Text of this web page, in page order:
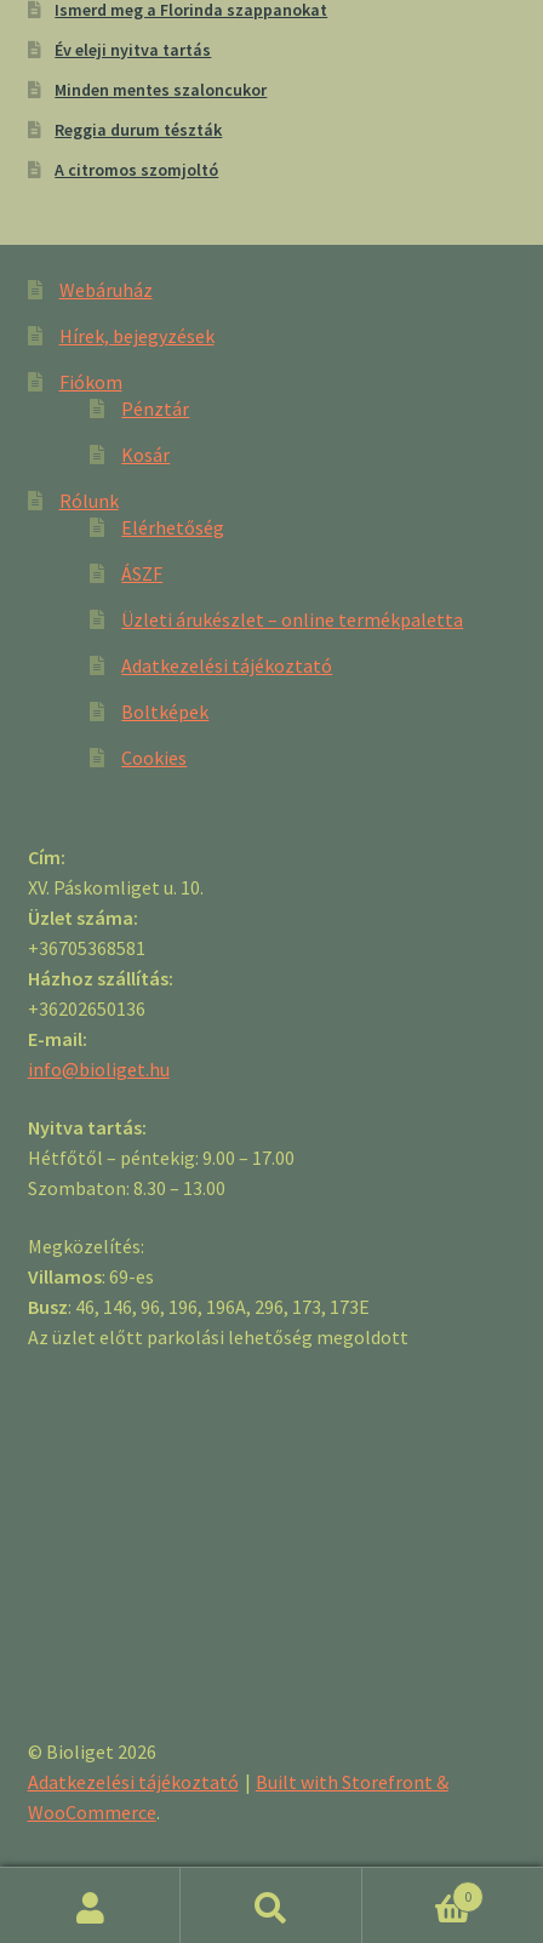
Ismerd meg a Florinda szappanokat
Év eleji nyitva tartás
Minden mentes szaloncukor
Reggia durum tészták
A citromos szomjoltó
Webáruház
Hírek, bejegyzések
Fiókom
Pénztár
Kosár
Rólunk
Elérhetőség
ÁSZF
Üzleti árukészlet – online termékpaletta
Adatkezelési tájékoztató
Boltképek
Cookies
Cím:
XV. Páskomliget u. 10.
Üzlet száma:
+36705368581
Házhoz szállítás:
+36202650136
E-mail:
info@bioliget.hu
Nyitva tartás:
Hétfőtől – péntekig: 9.00 – 17.00
Szombaton: 8.30 – 13.00
Megközelítés:
Villamos: 69-es
Busz: 46, 146, 96, 196, 196A, 296, 173, 173E
Az üzlet előtt parkolási lehetőség megoldott
© Bioliget 2026
Adatkezelési tájékoztató
Built with Storefront &
WooCommerce.
Keresés
0